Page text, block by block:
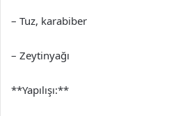
– Tuz, karabiber
– Zeytinyağı
**Yapılışı:**